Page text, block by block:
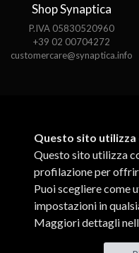
Shop Synaptica
P.IVA 05830520960
+39 02 00704272
customercare@synaptica.info
Questo sito utilizza
Questo sito utilizza
profilazione per
Puoi scegliere come
impostazioni in
Maggiori dettagli